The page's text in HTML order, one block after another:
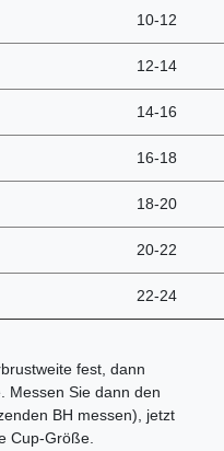
10-12
12-14
14-16
16-18
18-20
20-22
22-24
fest, dann
Messen Sie dann den
BH messen), jetzt
Cup-Größe.